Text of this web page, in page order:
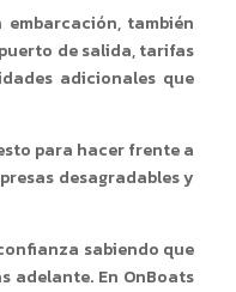
también
de salida, tarifas
adicionales que
para hacer frente a
desagradables y
sabiendo que
adelante. En OnBoats